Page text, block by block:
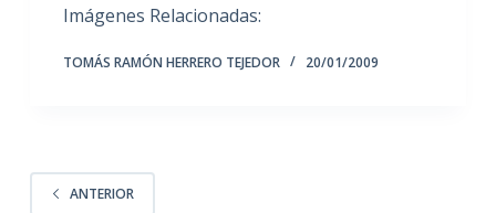
Imágenes Relacionadas:
TOMÁS RAMÓN HERRERO TEJEDOR 20/01/2009
ANTERIOR